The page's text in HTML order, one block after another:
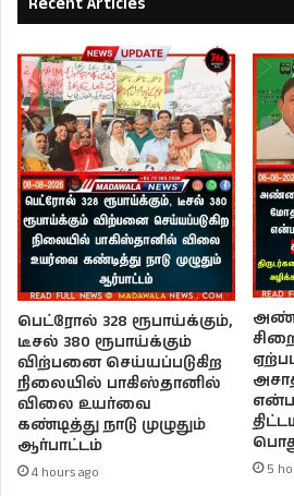
பெட்ரோல் 328 ரூபாய்க்கும்,
டீசல் 380 ரூபாய்க்கும்
விற்பனை செய்யப்படுகிற
நிலையில் பாகிஸ்தானில்
விலை உயர்வை
கண்டித்து நாடு முழுதும்
ஆர்பாட்டம்
4 hours ago 5